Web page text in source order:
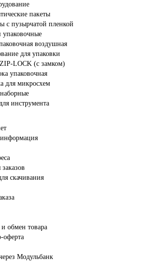
пакеты
с пузырчатой пленкой
упаковочные
воздушная
для упаковки
LOCK (с замком)
упаковочная
для микросхем
инструмента
скачивания
и обмен товара
оферта
Модульбанк